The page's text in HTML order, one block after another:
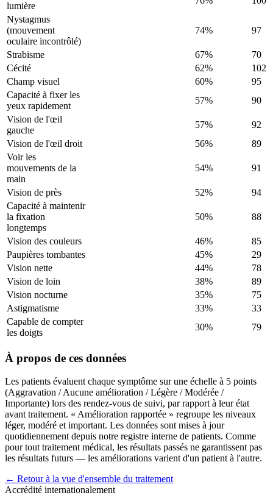
lumière
Nystagmus
(mouvement
oculaire incontrôlé)
74% 97
Strabisme 67%
70
Cécité
62%
102
Champ visuel
60%
95
Capacité à fixer les
yeux rapidement
57%
90
Vision de l'œil
gauche
57%
92
Vision de l'œil droit
56%
89
Voir les
mouvements de la
main
54% 91
Vision de près 52%
94
Capacité à maintenir
la fixation
longtemps
50% 88
Vision des couleurs 46%
85
Paupières tombantes
45%
29
Vision nette
44%
78
Vision de loin
38%
89
Vision nocturne
35%
75
Astigmatisme
33%
33
Capable de compter
les doigts
30% 79
À propos de ces données
Les patients évaluent chaque symptôme sur une échelle à 5 points
(Aggravation / Aucune amélioration / Légère / Modérée /
Importante) lors des rendez-vous de suivi, par rapport à leur état
avant traitement. « Amélioration rapportée » regroupe les niveaux
léger, modéré et important. Les données sont mises à jour
quotidiennement depuis notre registre interne de patients. Comme
pour tout traitement médical, les résultats passés ne garantissent pas
les résultats futurs — les améliorations varient d'un patient à l'autre.
← Retour à la vue d'ensemble du traitement
Accrédité internationalement